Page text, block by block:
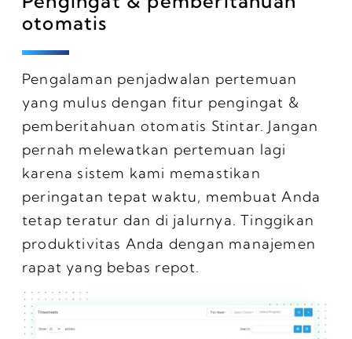
otomatis
Pengalaman penjadwalan pertemuan
yang mulus dengan fitur pengingat &
pemberitahuan otomatis Stintar. Jangan
pernah melewatkan pertemuan lagi
karena sistem kami memastikan
peringatan tepat waktu, membuat Anda
tetap teratur dan di jalurnya. Tinggikan
produktivitas Anda dengan manajemen
rapat yang bebas repot.